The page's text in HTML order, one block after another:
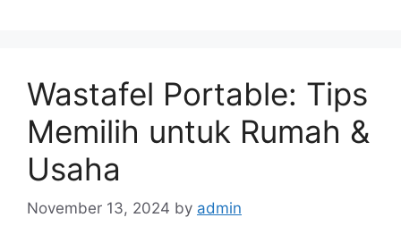
Wastafel Portable: Tips
Memilih untuk Rumah &
Usaha
November 13, 2024 by admin